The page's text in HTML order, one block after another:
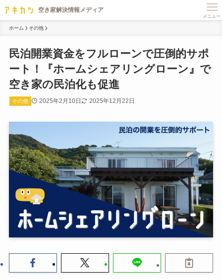
メニュー
ホーム その他
民泊開業資金をフルローンで圧倒的サポ
ート！『ホームシェアリングローン』で
空き家の民泊化も促進
その他 2025年2月10日 2025年12月22日